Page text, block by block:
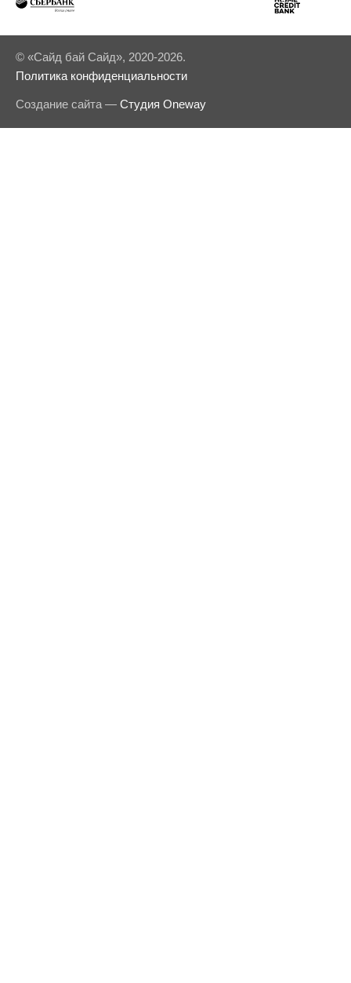
© «Сайд бай Сайд», 2020-2026.
Политика конфиденциальности
Создание сайта — Студия Oneway